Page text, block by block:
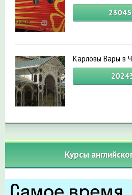
23045
Карловы Вары в
Курсы